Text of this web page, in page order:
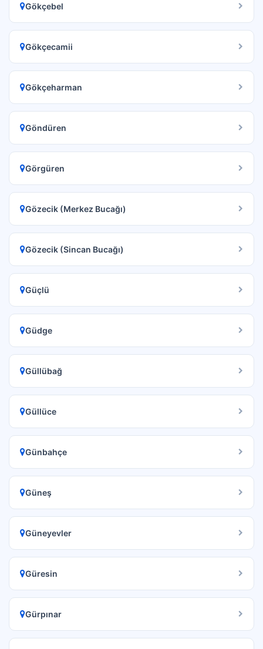
Gökçebel
Gökçecamii
Gökçeharman
Göndüren
Görgüren
Gözecik (Merkez Bucağı)
Gözecik (Sincan Bucağı)
Güçlü
Güdge
Güllübağ
Güllüce
Günbahçe
Güneş
Güneyevler
Güresin
Gürpınar